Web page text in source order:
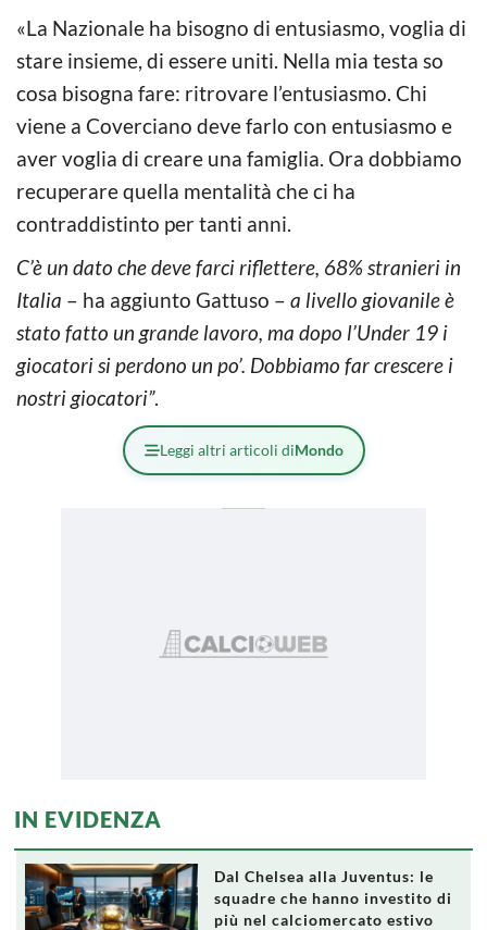
«La Nazionale ha bisogno di entusiasmo, voglia di
stare insieme, di essere uniti. Nella mia testa so
cosa bisogna fare: ritrovare l’entusiasmo. Chi
viene a Coverciano deve farlo con entusiasmo e
aver voglia di creare una famiglia. Ora dobbiamo
recuperare quella mentalità che ci ha
contraddistinto per tanti anni.
C’è un dato che deve farci riflettere, 68% stranieri in
Italia – ha aggiunto Gattuso – a livello giovanile è
stato fatto un grande lavoro, ma dopo l’Under 19 i
giocatori si perdono un po’. Dobbiamo far crescere i
nostri giocatori”.
Leggi altri articoli diMondo
IN EVIDENZA
Dal Chelsea alla Juventus: le
squadre che hanno investito di
più nel calciomercato estivo